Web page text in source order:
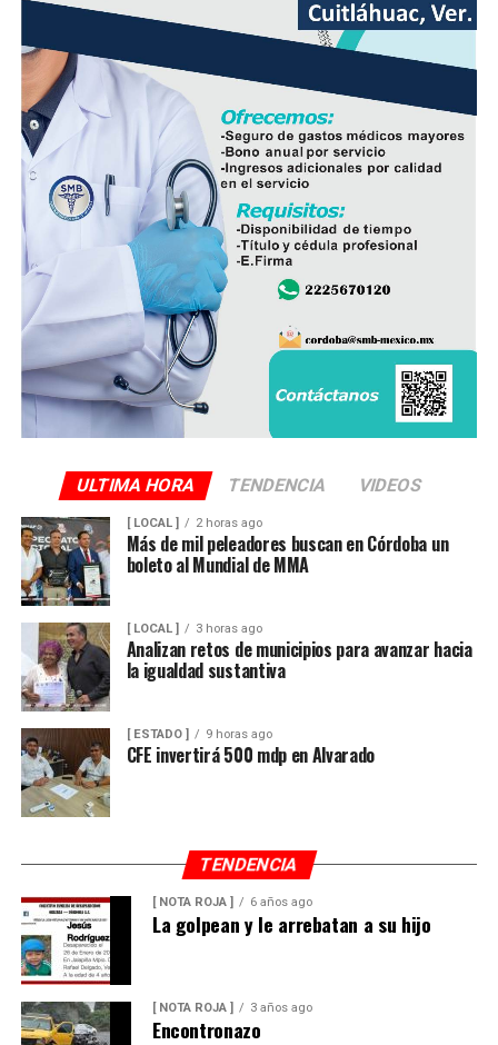
producto nacional, al asegurar que ofrece mayor
frescura y calidad, además de respaldar la economía de
miles de familias dedicadas a la actividad avícola.
Finalmente, destacó que entre Veracruz y Puebla
operan ocho empresas productoras con más de 350
granjas avícolas, las cuales representan una importante
fuente de empleo y desarrollo económico para
comunidades rurales de ambas entidades.
ULTIMA HORA TENDENCIA VIDEOS
[ LOCAL ] 2 horas ago
Más de mil peleadores buscan en Córdoba un
boleto al Mundial de MMA
[ LOCAL ] 3 horas ago
Analizan retos de municipios para avanzar hacia
la igualdad sustantiva
[ ESTADO ] 9 horas ago
CFE invertirá 500 mdp en Alvarado
TENDENCIA
[ NOTA ROJA ] 6 años ago
La golpean y le arrebatan a su hijo
[ NOTA ROJA ] 3 años ago
Encontronazo